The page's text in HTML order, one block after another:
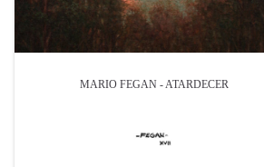
MARIO FEGAN - ATARDECER